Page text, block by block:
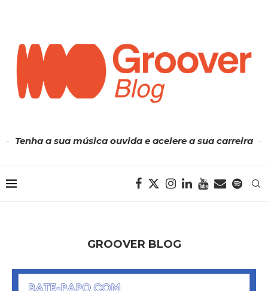
Tenha a sua música ouvida e acelere a sua carreira
GROOVER BLOG